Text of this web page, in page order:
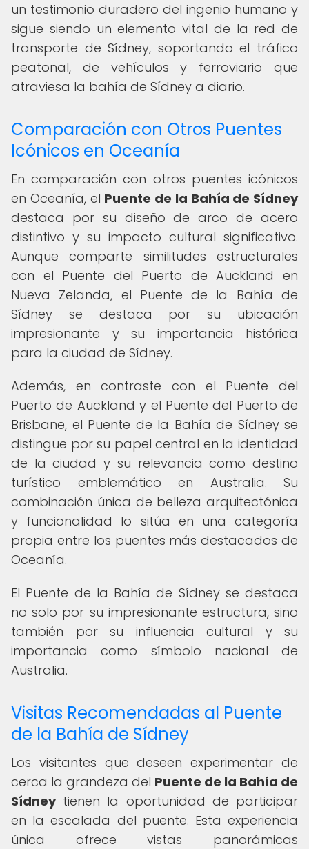
un testimonio duradero del ingenio humano y
sigue siendo un elemento vital de la red de
transporte de Sídney, soportando el tráfico
peatonal, de vehículos y ferroviario que
atraviesa la bahía de Sídney a diario.
Comparación con Otros Puentes
Icónicos en Oceanía
En comparación con otros puentes icónicos
en Oceanía, el Puente de la Bahía de Sídney
destaca por su diseño de arco de acero
distintivo y su impacto cultural significativo.
Aunque comparte similitudes estructurales
con el Puente del Puerto de Auckland en
Nueva Zelanda, el Puente de la Bahía de
Sídney se destaca por su ubicación
impresionante y su importancia histórica
para la ciudad de Sídney.
Además, en contraste con el Puente del
Puerto de Auckland y el Puente del Puerto de
Brisbane, el Puente de la Bahía de Sídney se
distingue por su papel central en la identidad
de la ciudad y su relevancia como destino
turístico emblemático en Australia. Su
combinación única de belleza arquitectónica
y funcionalidad lo sitúa en una categoría
propia entre los puentes más destacados de
Oceanía.
El Puente de la Bahía de Sídney se destaca
no solo por su impresionante estructura, sino
también por su influencia cultural y su
importancia como símbolo nacional de
Australia.
Visitas Recomendadas al Puente
de la Bahía de Sídney
Los visitantes que deseen experimentar de
cerca la grandeza del Puente de la Bahía de
Sídneytienen la oportunidad de participar
en la escalada del puente. Esta experiencia
única ofrece vistas panorámicas